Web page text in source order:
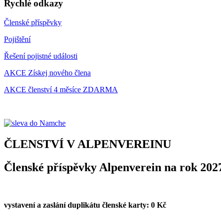
Rychlé odkazy
Členské příspěvky
Pojištění
Řešení pojistné události
AKCE Získej nového člena
AKCE členství 4 měsíce ZDARMA
ČLENSTVÍ V ALPENVEREINU
Členské příspěvky Alpenverein na rok
vystavení a zaslání duplikátu členské karty: 0 Kč